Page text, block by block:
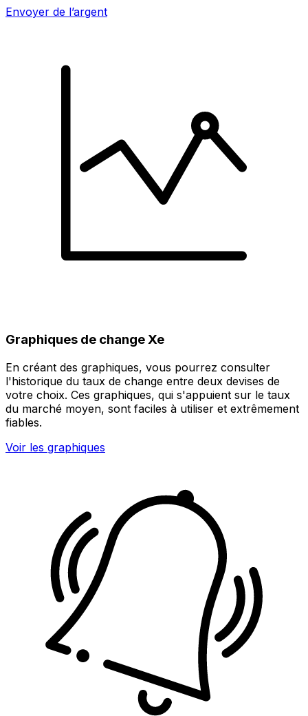
Envoyer de l’argent
Graphiques de change Xe
En créant des graphiques, vous pourrez consulter
l'historique du taux de change entre deux devises de
votre choix. Ces graphiques, qui s'appuient sur le taux
du marché moyen, sont faciles à utiliser et extrêmement
fiables.
Voir les graphiques